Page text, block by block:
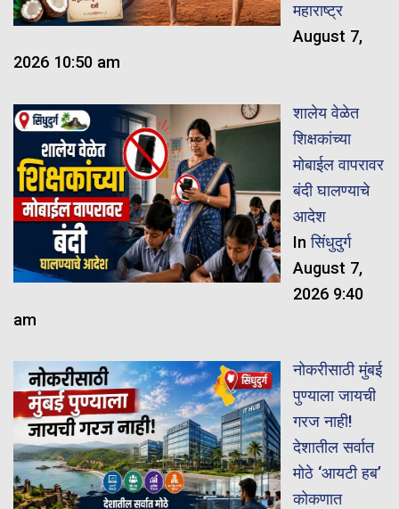
महाराष्ट्र
August 7,
2026 10:50 am
शालेय वेळेत
शिक्षकांच्या
मोबाईल वापरावर
बंदी घालण्याचे
आदेश
Inसिंधुदुर्ग
August 7,
2026 9:40
am
नोकरीसाठी मुंबई
पुण्याला जायची
गरज नाही!
देशातील सर्वात
मोठे ‘आयटी हब’
कोकणात